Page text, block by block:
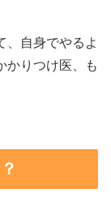
、自身でやるよ
かりつけ医、も